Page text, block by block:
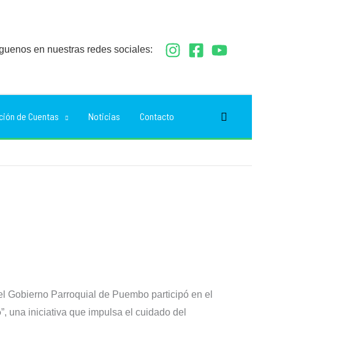
en nuestras redes sociales:
de Cuentas Noticias Contacto Buscar
Gobierno Parroquial de Puembo participó en el
iniciativa que impulsa el cuidado del